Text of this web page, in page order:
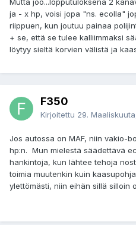
Mutta joo...lopputuloksena 2
ja - x hp, voisi jopa "ns. ecolla"
riippuen, kun joutuu painaa
+ se, että se tulee kalliimmaksi
löytyy sieltä korvien välistä ja
F350
Kirjoitettu 29.
Jos autossa on MAF, niin vakio-
hp:n. Mun mielestä säädettävä
hankintoja, kun lähtee tehoja
toimia muutenkin kuin
ylettömästi, niin eihän sillä silloin